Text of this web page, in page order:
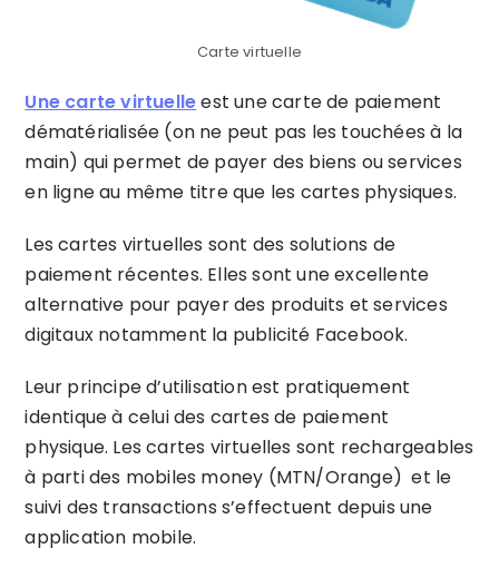
Carte virtuelle
Une carte virtuelleest une carte de paiement
dématérialisée (on ne peut pas les touchées à la
main) qui permet de payer des biens ou services
en ligne au même titre que les cartes physiques.
Les cartes virtuelles sont des solutions de
paiement récentes. Elles sont une excellente
alternative pour payer des produits et services
digitaux notamment la publicité Facebook.
Leur principe d’utilisation est pratiquement
identique à celui des cartes de paiement
physique. Les cartes virtuelles sont rechargeables
à parti des mobiles money (MTN/Orange) et le
suivi des transactions s’effectuent depuis une
application mobile.